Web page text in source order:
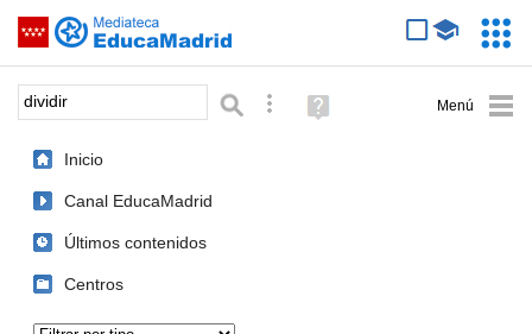
Saltar navegación
Palabra o frase: Búsqueda avanzada
Ayuda
(en
Inicio
Canal EducaMadrid
Últimos contenidos
Centros